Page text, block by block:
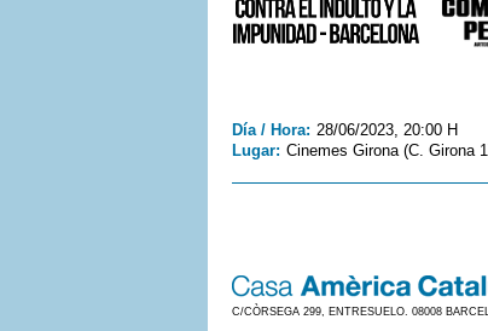
Día / Hora: 28/06/2023, 20:00 H
Lugar: Cinemes Girona (C. Girona
C/CÒRSEGA 299, ENTRESUELO. 08008